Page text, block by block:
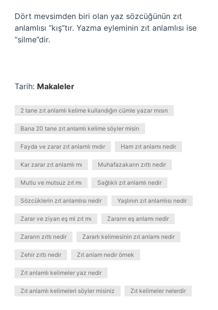
Dört mevsimden biri olan yaz sözcüğünün zıt
anlamlısı “kış”tır. Yazma eyleminin zıt anlamlısı ise
“silme”dir.
Tarih: Makaleler
2 tane zıt anlamlı kelime kullandığın cümle yazar mısın
Bana 20 tane zıt anlamlı kelime söyler misin
Fayda ve zarar zıt anlamlı mıdır Ham zıt anlamı nedir
Kar zarar zıt anlamlı mı Muhafazakarın zıttı nedir
Mutlu ve mutsuz zıt mı Sağlıklı zıt anlamlı nedir
Sözcüklerin zıt anlamlısı nedir Yaşlının zıt anlamlısı nedir
Zarar ve ziyan eş mi zıt mı Zararın eş anlamı nedir
Zararın zıttı nedir Zararlı kelimesinin zıt anlamı nedir
Zehir zıttı nedir Zıt anlam nedir örnek
Zıt anlamlı kelimeler yaz nedir
Zıt anlamlı kelimeleri söyler misiniz Zıt kelimeler nelerdir